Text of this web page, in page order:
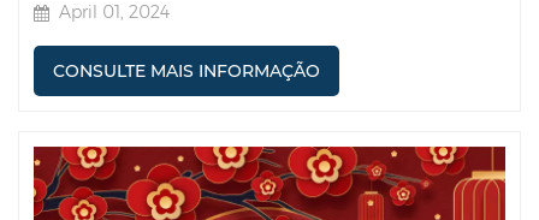
April 01, 2024
CONSULTE MAIS INFORMAÇÃO